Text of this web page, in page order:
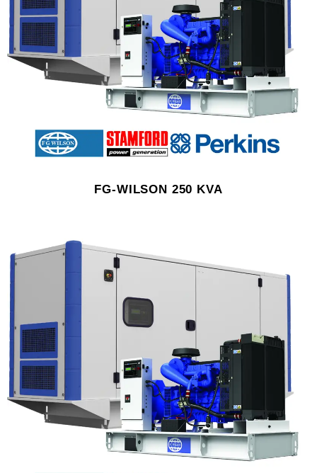
FG-WILSON 250 KVA